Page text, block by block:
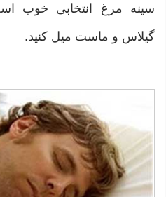
سینه مرغ انتخابی خوب
گیلاس و ماست میل کنید.